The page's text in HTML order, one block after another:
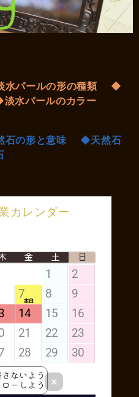
パールの形の種類
◆
水パールのカラー
の形と意味
◆天然石
カレンダー